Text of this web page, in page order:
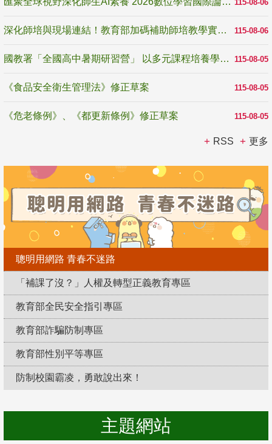
115-08-06
115-08-06
深化師培與現場連結！教育部加碼補助師培教學實踐研究 10月師培國際研討會交流教學實踐經驗
115-08-05
國教署「全國高中暑期研習營」 以多元課程培養學生瞭解誠信專業與倫理價值
115-08-05
《食品安全衛生管理法》修正草案
115-08-05
《危老條例》、《都更新條例》修正草案
RSS 更多
聰明用網路 青春不迷路
「補課了沒？」人權及轉型正義教育專區
教育部全民安全指引專區
教育部詐騙防制專區
教育部性別平等專區
防制校園霸凌，勇敢說出來！
主題網站